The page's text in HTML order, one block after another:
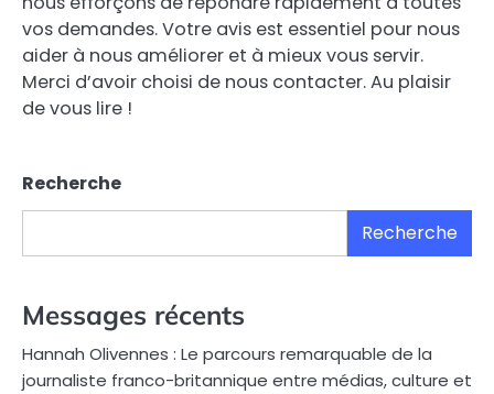
vos demandes. Votre avis est essentiel pour nous
aider à nous améliorer et à mieux vous servir.
Merci d’avoir choisi de nous contacter. Au plaisir
de vous lire !
Recherche
Recherche
Messages récents
Hannah Olivennes : Le parcours remarquable de la
journaliste franco-britannique entre médias, culture et